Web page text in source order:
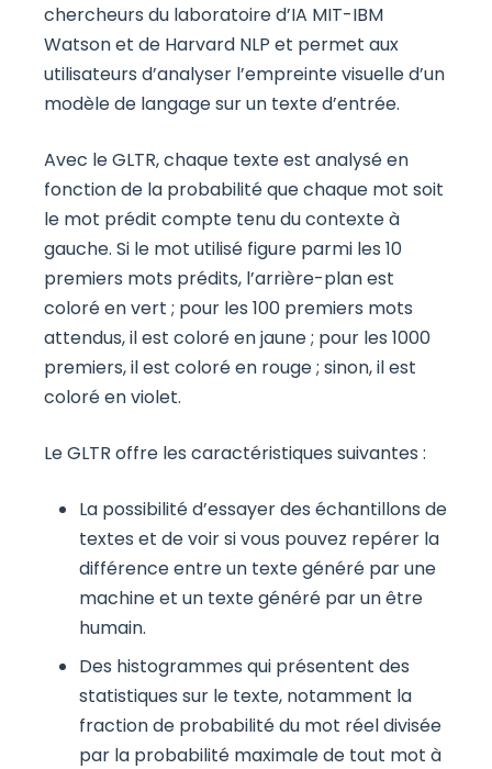
chercheurs du laboratoire d’IA MIT-IBM
Watson et de Harvard NLP et permet aux
utilisateurs d’analyser l’empreinte visuelle d’un
modèle de langage sur un texte d’entrée.
Avec le GLTR, chaque texte est analysé en
fonction de la probabilité que chaque mot soit
le mot prédit compte tenu du contexte à
gauche. Si le mot utilisé figure parmi les 10
premiers mots prédits, l’arrière-plan est
coloré en vert ; pour les 100 premiers mots
attendus, il est coloré en jaune ; pour les 1000
premiers, il est coloré en rouge ; sinon, il est
coloré en violet.
Le GLTR offre les caractéristiques suivantes :
La possibilité d’essayer des échantillons de
textes et de voir si vous pouvez repérer la
différence entre un texte généré par une
machine et un texte généré par un être
humain.
Des histogrammes qui présentent des
statistiques sur le texte, notamment la
fraction de probabilité du mot réel divisée
par la probabilité maximale de tout mot à